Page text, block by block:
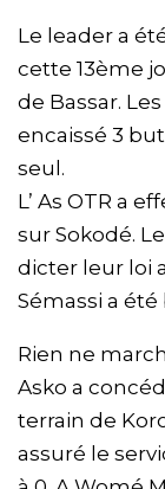
Le leader a
cette 13ème
de Bassar.
encaissé 3
seul.
L’ As OTR a
sur Sokodé.
dicter leur loi
Sémassi a été
Rien ne
Asko a
terrain de
assuré le